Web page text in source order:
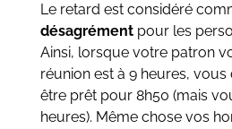
Le retard est considéré
désagrémentpour les
Ainsi, lorsque votre patron
réunion est à 9 heures, vous
être prêt pour 8h50 (mais
heures). Même chose vos